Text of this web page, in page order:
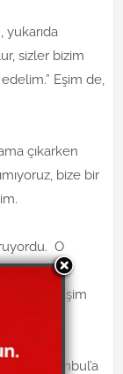
yukarıda
sizler bizim
Eşim de,
çıkarken
bize bir
O
hep
Eşim
İstanbul’a